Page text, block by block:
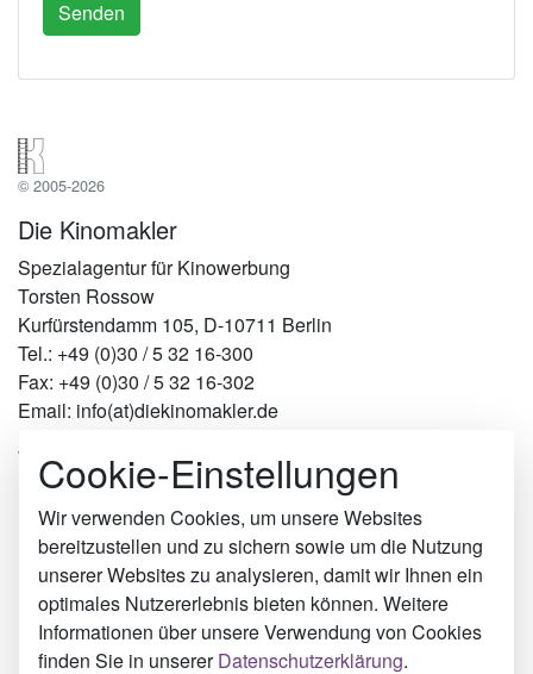
© 2005-2026
Die Kinomakler
Spezialagentur für Kinowerbung
Torsten Rossow
Kurfürstendamm 105, D-10711 Berlin
Tel.: +49 (0)30 / 5 32 16-300
Fax: +49 (0)30 / 5 32 16-302
Email: info(at)diekinomakler.de
Werben in Städten
Berlin
Hamburg
München
Köln
Lübben (Spreewald)
Kiel
Markneukirchen
Cookie-Einstellungen
Wir verwenden Cookies, um unsere Websites
bereitzustellen und zu sichern sowie um die Nutzung
unserer Websites zu analysieren, damit wir Ihnen ein
optimales Nutzererlebnis bieten können. Weitere
Informationen über unsere Verwendung von Cookies
finden Sie in unsererDatenschutzerklärung.